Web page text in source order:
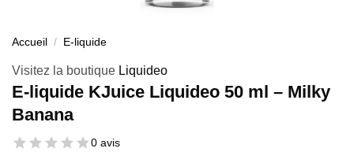
Accueil / E-liquide
Visitez la boutique Liquideo
E-liquide KJuice Liquideo 50 ml – Milky
Banana
0 avis